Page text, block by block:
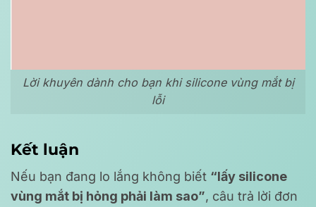
Lời khuyên dành cho bạn khi silicone vùng mắt bị
lỗi
Kết luận
Nếu bạn đang lo lắng không biết “lấy silicone
vùng mắt bị hỏng phải làm sao”, câu trả lời đơn